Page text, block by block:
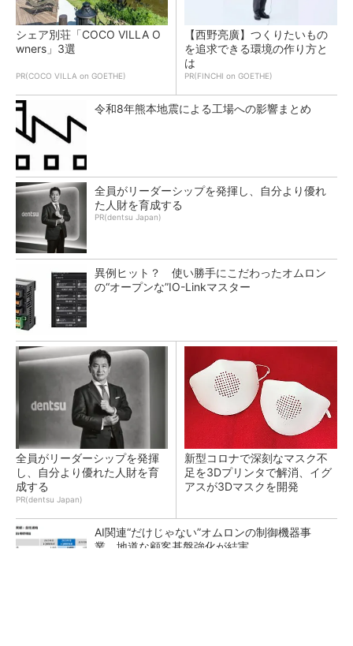
シェア別荘「COCO VILLA O
wners」3選
PR(COCO VILLA on GOETHE)
【西野亮廣】つくりたいもの
を追求できる環境の作り方と
は
PR(FINCHI on GOETHE)
令和8年熊本地震による工場への影響まとめ
全員がリーダーシップを発揮し、自分より優れ
た人財を育成する
PR(dentsu Japan)
異例ヒット？ 使い勝手にこだわったオムロン
の“オープンな”IO-Linkマスター
全員がリーダーシップを発揮
し、自分より優れた人財を育
成する
PR(dentsu Japan)
新型コロナで深刻なマスク不
足を3Dプリンタで解消、イグ
アスが3Dマスクを開発
AI関連“だけじゃない”オムロンの制御機器事
業、地道な顧客基盤強化が結実